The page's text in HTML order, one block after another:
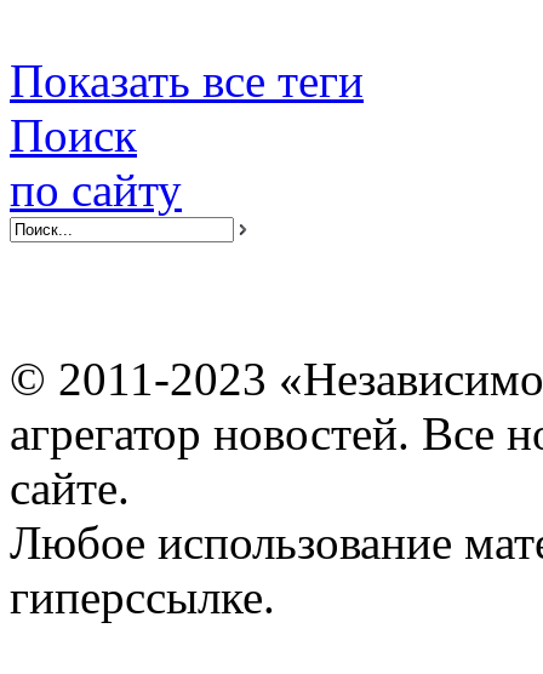
Показать все теги
Поиск
по сайту
© 2011-2023
агрегатор новостей. Все
сайте.
Любое использование
гиперссылке.